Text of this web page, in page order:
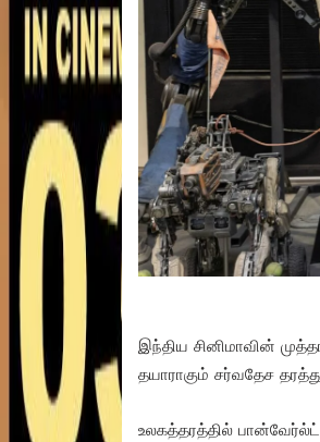
இந்திய சினிமாவின்
தயாராகும் சர்வதேச
உலகத்தரத்தில் பான்வேர்ல்ட்